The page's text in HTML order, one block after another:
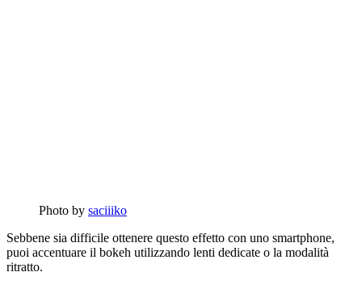
Photo by saciiiko
Sebbene sia difficile ottenere questo effetto con uno smartphone,
puoi accentuare il bokeh utilizzando lenti dedicate o la modalità
ritratto.